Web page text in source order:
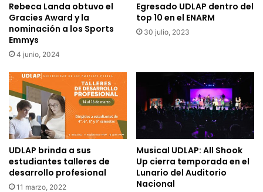
Rebeca Landa obtuvo el
Gracies Award y la
nominación a los Sports
Emmys
4 junio, 2024
Egresado UDLAP dentro del
top 10 en el ENARM
30 julio, 2023
UDLAP brinda a sus
estudiantes talleres de
desarrollo profesional
11 marzo, 2022
Musical UDLAP: All Shook
Up cierra temporada en el
Lunario del Auditorio
Nacional